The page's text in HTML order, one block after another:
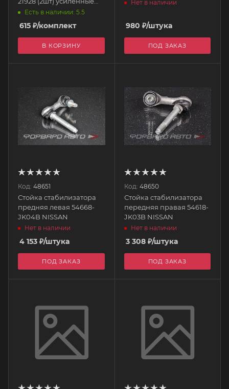
2190-2906050 БРТ
Есть в наличии: 5.5
615 ₽/комплект
В КОРЗИНУ
Нет в наличии
980 ₽/штука
ПОД ЗАКАЗ
Код: 48651
Стойка стабилизатора
предняя левая 54668-
JK04B NISSAN
Нет в наличии
4 153 ₽/штука
ПОД ЗАКАЗ
Код: 48650
Стойка стабилизатора
передняя правая 54618-
JK03B NISSAN
Нет в наличии
3 308₽/штука
ПОД ЗАКАЗ